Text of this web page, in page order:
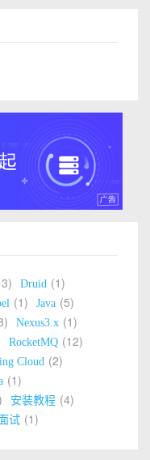
Druid 1
1 Java 5
Nexus3.x 1
RocketMQ 12
Cloud 2
1
安装教程 4
试 1